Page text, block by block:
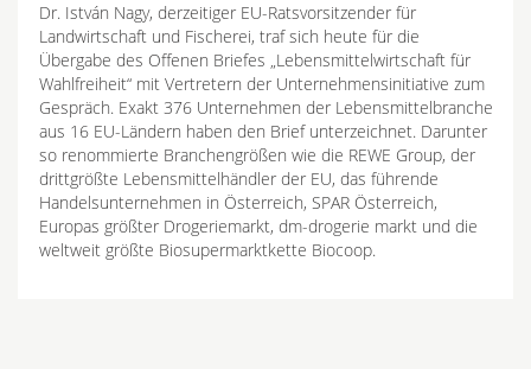
Dr. István Nagy, derzeitiger EU-Ratsvorsitzender für
Landwirtschaft und Fischerei, traf sich heute für die
Übergabe des Offenen Briefes „Lebensmittelwirtschaft für
Wahlfreiheit“ mit Vertretern der Unternehmensinitiative zum
Gespräch. Exakt 376 Unternehmen der Lebensmittelbranche
aus 16 EU-Ländern haben den Brief unterzeichnet. Darunter
so renommierte Branchengrößen wie die REWE Group, der
drittgrößte Lebensmittelhändler der EU, das führende
Handelsunternehmen in Österreich, SPAR Österreich,
Europas größter Drogeriemarkt, dm-drogerie markt und die
weltweit größte Biosupermarktkette Biocoop.